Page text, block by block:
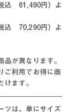
込　61,490円）よ
込　70,290円）よ
が異なります。
ご利用でお得に商
けます。
ツは、単にサイズ